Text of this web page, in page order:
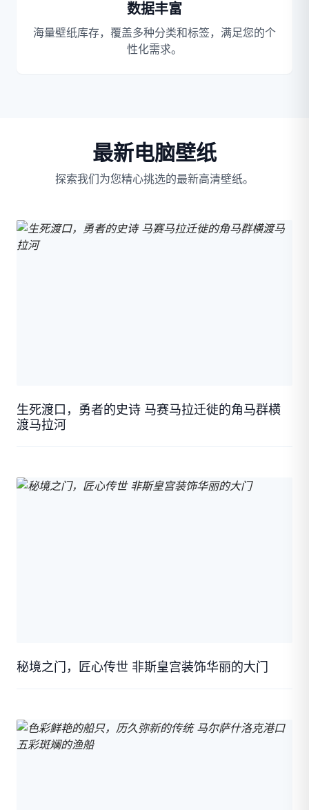
数据丰富
海量壁纸库存，覆盖多种分类和标签，满足您的个
性化需求。
最新电脑壁纸
探索我们为您精心挑选的最新高清壁纸。
生死渡口，勇者的史诗 马赛马拉迁徙的角马群横
渡马拉河
秘境之门，匠心传世 非斯皇宫装饰华丽的大门